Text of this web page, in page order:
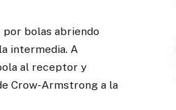
bolas abriendo
intermedia. A
al receptor y
Crow-Armstrong a la